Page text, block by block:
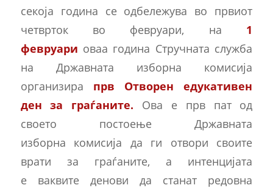
секоја година се одбележува во првиот
четврток во февруари, на 1
февруари оваа година Стручната служба
на Државната изборна комисија
организира прв Отворен едукативен
ден за граѓаните. Ова е прв пат од
своето постоење Државната
изборна комисија да ги отвори своите
врати за граѓаните, а интенцијата
е ваквите денови да станат редовна